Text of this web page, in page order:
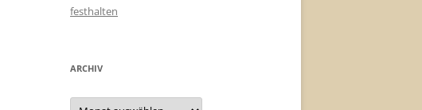
festhalten
ARCHIV
Archiv